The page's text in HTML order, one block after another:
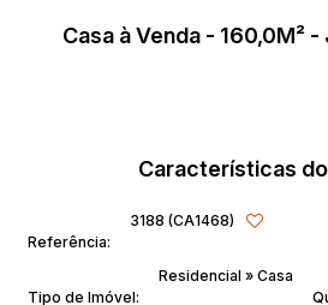
Casa à Venda - 160,0M²
Características
Referência:
3188 (CA1468)
Tipo de Imóvel:
Residencial » Casa